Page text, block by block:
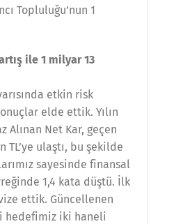
Topluluğu’nun 1
ile 1 milyar 13
etkin risk
elde ettik. Yılın
Alınan Net Kar, geçen
TL’ye ulaştı, bu şekilde
sayesinde finansal
1,4 kata düştü. İlk
ettik. Güncellenen
hedefimiz iki haneli